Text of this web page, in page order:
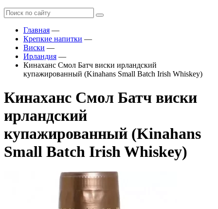
Главная —
Крепкие напитки —
Виски —
Ирландия —
Кинаханс Смол Батч виски ирландский
купажированный (Kinahans Small Batch Irish Whiskey)
Кинаханс Смол Батч виски
ирландский
купажированный (Kinahans
Small Batch Irish Whiskey)